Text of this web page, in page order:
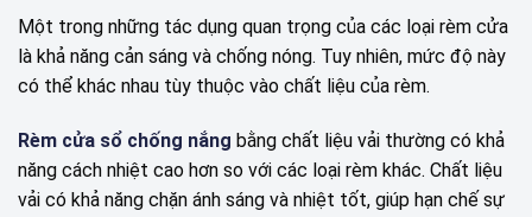
Một trong những tác dụng quan trọng của các loại rèm cửa
là khả năng cản sáng và chống nóng. Tuy nhiên, mức độ này
có thể khác nhau tùy thuộc vào chất liệu của rèm.
Rèm cửa sổ chống nắng bằng chất liệu vải thường có khả
năng cách nhiệt cao hơn so với các loại rèm khác. Chất liệu
vải có khả năng chặn ánh sáng và nhiệt tốt, giúp hạn chế sự